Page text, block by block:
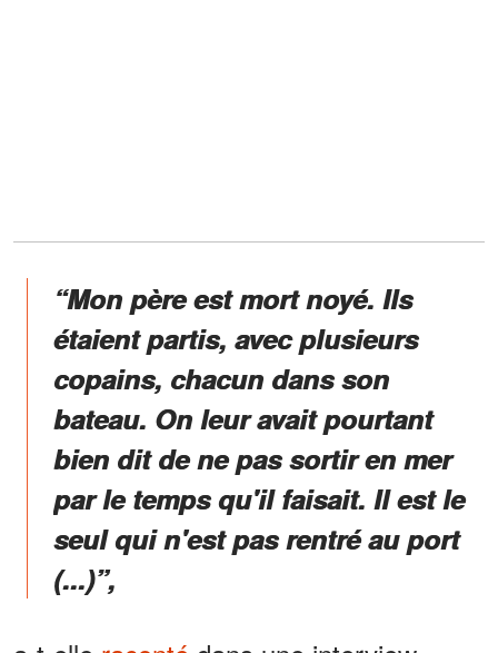
“Mon père est mort noyé. Ils
étaient partis, avec plusieurs
copains, chacun dans son
bateau. On leur avait pourtant
bien dit de ne pas sortir en mer
par le temps qu'il faisait. Il est le
seul qui n'est pas rentré au port
(...)”,